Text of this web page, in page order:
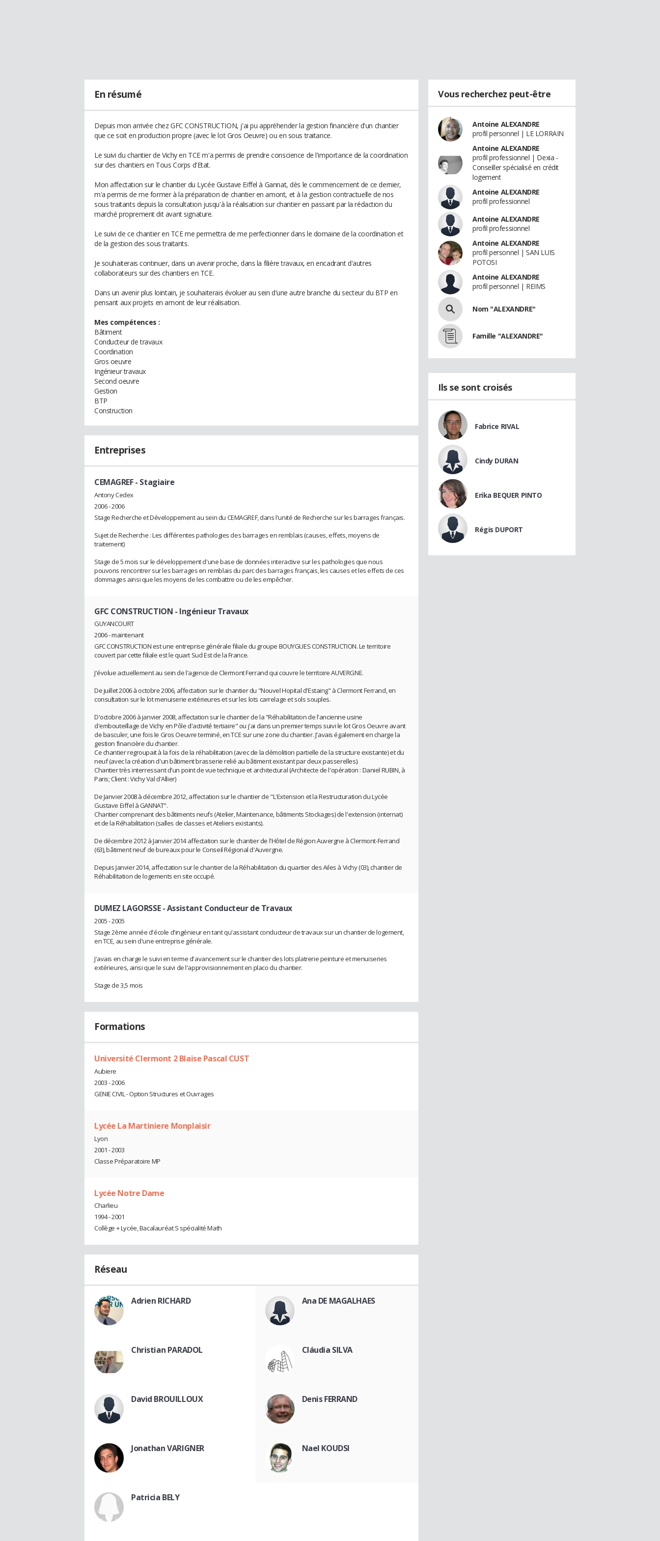
En résumé
Depuis mon arrivée chez GFC CONSTRUCTION, j'ai pu appréhender la gestion financière d'un chantier
que ce soit en production propre (avec le lot Gros Oeuvre) ou en sous traitance.
Le suivi du chantier de Vichy en TCE m'a permis de prendre conscience de l'importance de la coordination
sur des chantiers en Tous Corps d'Etat.
Mon affectation sur le chantier du Lycée Gustave Eiffel à Gannat, dès le commencement de ce dernier,
m'a permis de me former à la préparation de chantier en amont, et à la gestion contractuelle de nos
sous traitants depuis la consultation jusqu'à la réalisation sur chantier en passant par la rédaction du
marché proprement dit avant signature.
Le suivi de ce chantier en TCE me permettra de me perfectionner dans le domaine de la coordination et
de la gestion des sous traitants.
Je souhaiterais continuer, dans un avenir proche, dans la filière travaux, en encadrant d'autres
collaborateurs sur des chantiers en TCE.
Dans un avenir plus lointain, je souhaiterais évoluer au sein d'une autre branche du secteur du BTP en
pensant aux projets en amont de leur réalisation.
Mes compétences :
Bâtiment
Conducteur de travaux
Coordination
Gros oeuvre
Ingénieur travaux
Second oeuvre
Gestion
BTP
Construction
Entreprises
CEMAGREF- Stagiaire
Antony Cedex
2006 - 2006
Stage Recherche et Développement au sein du CEMAGREF, dans l'unité de Recherche sur les barrages français.
Sujet de Recherche : Les différentes pathologies des barrages en remblais (causes, effets, moyens de
traitement)
Stage de 5 mois sur le développement d'une base de données interactive sur les pathologies que nous
pouvons rencontrer sur les barrages en remblais du parc des barrages français, les causes et les effets de ces
dommages ainsi que les moyens de les combattre ou de les empêcher.
GFC CONSTRUCTION - Ingénieur Travaux
GUYANCOURT
2006 - maintenant
GFC CONSTRUCTION est une entreprise générale filiale du groupe BOUYGUES CONSTRUCTION. Le territoire
couvert par cette filiale est le quart Sud Est de la France.
J'évolue actuellement au sein de l'agence de Clermont Ferrand qui couvre le territoire AUVERGNE.
De juillet 2006 à octobre 2006, affectation sur le chantier du "Nouvel Hopital d'Estaing" à Clermont Ferrand, en
consultation sur le lot menuiserie extérieures et sur les lots carrelage et sols souples.
D'octobre 2006 à janvier 2008, affectation sur le chantier de la "Réhabilitation de l'ancienne usine
d'embouteillage de Vichy en Pôle d'activité tertiaire" ou j'ai dans un premier temps suivi le lot Gros Oeuvre avant
de basculer, une fois le Gros Oeuvre terminé, en TCE sur une zone du chantier. J'avais également en charge la
gestion financière du chantier.
Ce chantier regroupait à la fois de la réhabilitation (avec de la démolition partielle de la structure existante) et du
neuf (avec la création d'un bâtiment brasserie relié au bâtiment existant par deux passerelles).
Chantier très interressant d'un point de vue technique et architectural (Architecte de l'opération : Daniel RUBIN, à
Paris; Client : Vichy Val d'Allier)
De Janvier 2008 à décembre 2012, affectation sur le chantier de "L'Extension et la Restructuration du Lycée
Gustave Eiffel à GANNAT".
Chantier comprenant des bâtiments neufs (Atelier, Maintenance, bâtiments Stockages) de l'extension (internat)
et de la Réhabilitation (salles de classes et Ateliers existants).
De décembre 2012 à Janvier 2014 affectation sur le chantier de l'Hôtel de Région Auvergne à Clermont-Ferrand
(63), bâtiment neuf de bureaux pour le Conseil Régional d'Auvergne.
Depuis Janvier 2014, affectation sur le chantier de la Réhabilitation du quartier des Ailes à Vichy (03), chantier de
Réhabilitation de logements en site occupé.
DUMEZ LAGORSSE- Assistant Conducteur de Travaux
2005 - 2005
Stage 2ème année d'école d'ingénieur en tant qu'assistant conducteur de travaux sur un chantier de logement,
en TCE, au sein d'une entreprise générale.
J'avais en charge le suivi en terme d'avancement sur le chantier des lots platrerie peinture et menuiseries
extérieures, ainsi que le suivi de l'approvisionnement en placo du chantier.
Stage de 3,5 mois
Formations
Université Clermont 2 Blaise Pascal CUST
Aubiere
2003 - 2006
GENIE CIVIL - Option Structures et Ouvrages
Lycée La Martiniere Monplaisir
Lyon
2001 - 2003
Classe Préparatoire MP
Lycée Notre Dame
Charlieu
1994 - 2001
Collège + Lycée, Bacalauréat S spécialité Math
Réseau
Adrien RICHARD Ana DE MAGALHAES
Christian PARADOL Cláudia SILVA
David BROUILLOUX Denis FERRAND
Jonathan VARIGNER Nael KOUDSI
Patricia BELY
Vous recherchez peut-être
Antoine ALEXANDRE
profil personnel | LE LORRAIN
Antoine ALEXANDRE
profil professionnel | Dexia -
Conseiller spécialisé en crédit
logement
Antoine ALEXANDRE
profil professionnel
Antoine ALEXANDRE
profil professionnel
Antoine ALEXANDRE
profil personnel | SAN LUIS
POTOSI
Antoine ALEXANDRE
profil personnel | REIMS
Nom "ALEXANDRE"
Famille "ALEXANDRE"
Ils se sont croisés
Fabrice RIVAL
Cindy DURAN
Erika BEQUER PINTO
Régis DUPORT